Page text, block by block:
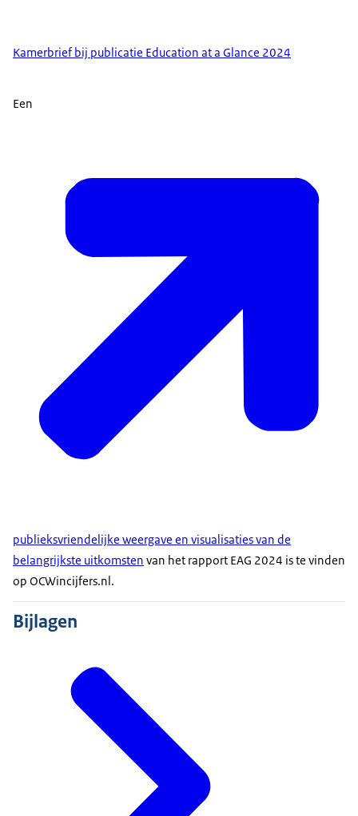
Kamerbrief bij publicatie Education at a Glance 2024
Een
publieksvriendelijke weergave en visualisaties van de
belangrijkste uitkomsten van het rapport EAG 2024 is te vinden
op OCWincijfers.nl.
Bijlagen